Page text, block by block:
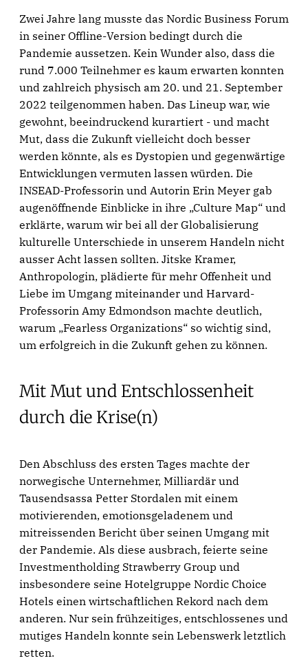
Zwei Jahre lang musste das Nordic Business Forum
in seiner Offline-Version bedingt durch die
Pandemie aussetzen. Kein Wunder also, dass die
rund 7.000 Teilnehmer es kaum erwarten konnten
und zahlreich physisch am 20. und 21. September
2022 teilgenommen haben. Das Lineup war, wie
gewohnt, beeindruckend kurartiert - und macht
Mut, dass die Zukunft vielleicht doch besser
werden könnte, als es Dystopien und gegenwärtige
Entwicklungen vermuten lassen würden. Die
INSEAD-Professorin und Autorin Erin Meyer gab
augenöffnende Einblicke in ihre „Culture Map“ und
erklärte, warum wir bei all der Globalisierung
kulturelle Unterschiede in unserem Handeln nicht
ausser Acht lassen sollten. Jitske Kramer,
Anthropologin, plädierte für mehr Offenheit und
Liebe im Umgang miteinander und Harvard-
Professorin Amy Edmondson machte deutlich,
warum „Fearless Organizations“ so wichtig sind,
um erfolgreich in die Zukunft gehen zu können.
Mit Mut und Entschlossenheit
durch die Krise(n)
Den Abschluss des ersten Tages machte der
norwegische Unternehmer, Milliardär und
Tausendsassa Petter Stordalen mit einem
motivierenden, emotionsgeladenem und
mitreissenden Bericht über seinen Umgang mit
der Pandemie. Als diese ausbrach, feierte seine
Investmentholding Strawberry Group und
insbesondere seine Hotelgruppe Nordic Choice
Hotels einen wirtschaftlichen Rekord nach dem
anderen. Nur sein frühzeitiges, entschlossenes und
mutiges Handeln konnte sein Lebenswerk letztlich
retten.